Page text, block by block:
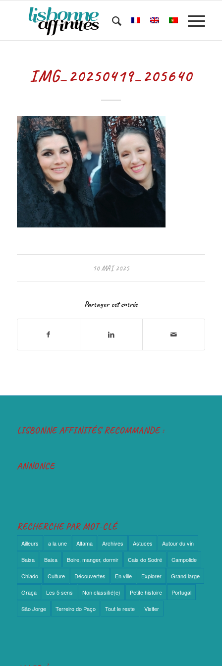
IMG_20250419_205640
10 MAI 2025
Partager cet entrée
LISBONNE AFFINITÉS RECOMMANDE :
ANNONCE
RECHERCHE PAR MOT-CLÉ
Ailleurs a la une Alfama Archives Astuces Autour du vin
Baixa Baixa Boire, manger, dormir Cais do Sodré Campolide
Chiado Culture Découvertes En ville Explorer Grand large
Graça Les 5 sens Non classifié(e) Petite histoire Portugal
São Jorge Terreiro do Paço Tout le reste Visiter